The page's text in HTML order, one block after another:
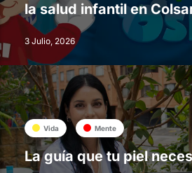
la salud infantil en
3 Julio, 2026
Vida Mente
La guía que tu piel